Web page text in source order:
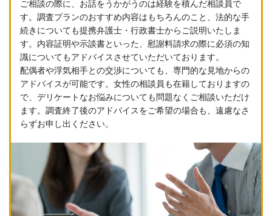
ご相談の際に、お話をうかがうのは経験を積んだ相談員で
す。調査プランのおすすめ内容はもちろんのこと、法的な手
続きについても提携弁護士・行政書士からご説明いたしま
す。内容証明や示談書といった、慰謝料請求の際に必須の知
識についてもアドバイスさせていただいております。
配偶者や浮気相手との交渉についても、専門的な見地からの
アドバイスが可能です。女性の相談員も在籍しておりますの
で、デリケートなお悩みについても問題なくご相談いただけ
ます。調査終了後のアドバイスをご希望の場合も、遠慮なさ
らずお申し出ください。